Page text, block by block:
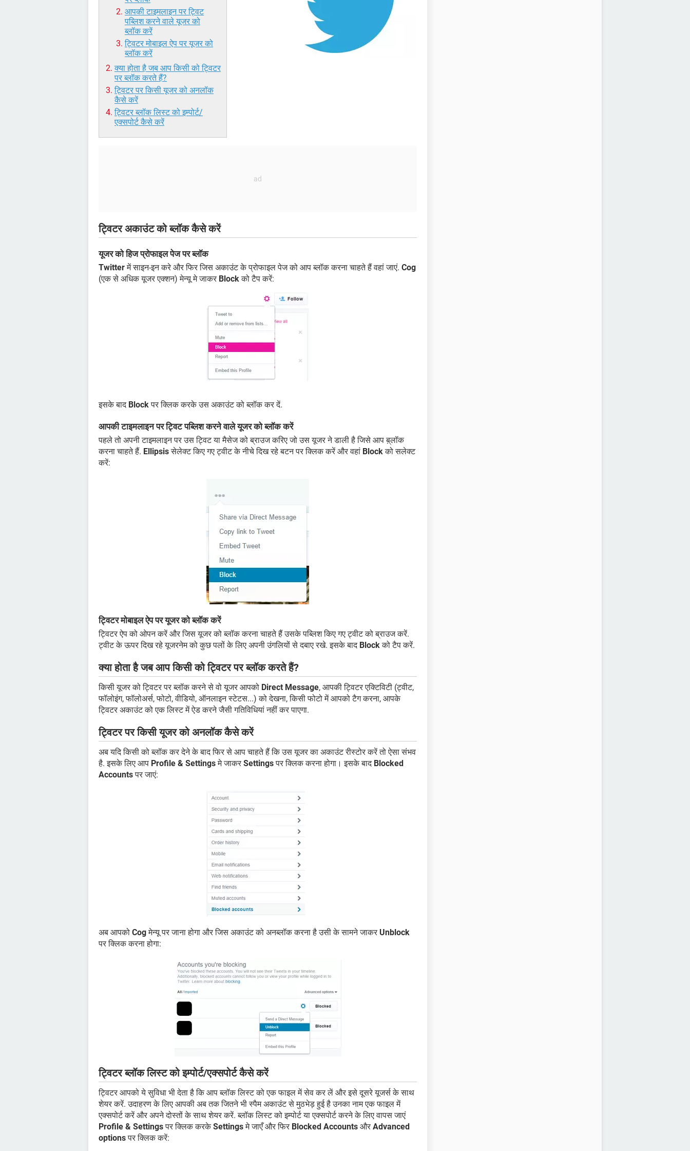
आपकी टाइमलाइन पर ट्विट
पब्लिश करने वाले यूजर को
ब्लॉक करें
ट्विटर मोबाइल ऐप पर यूजर को
ब्लॉक करें
क्या होता है जब आप किसी को ट्विटर
पर ब्लॉक करते हैं?
ट्विटर पर किसी यूजर को अनलॉक
कैसे करें
ट्विटर ब्लॉक लिस्ट को इम्पोर्ट/
एक्सपोर्ट कैसे करें
ट्विटर अकाउंट को ब्लॉक कैसे करें
यूजर को हिज प्रोफाइल पेज पर ब्लॉक
Twitterमें साइन-इन करे और फिर जिस अकाउंट के प्रोफाइल पेज को आप ब्लॉक करना चाहते हैं वहां जाएं. Cog
(एक से अधिक यूजर एक्शन) मेन्यू मे जाकर Blockको टैप करें:
इसके बाद Blockपर क्लिक करके उस अकाउंट को ब्लॉक कर दें.
आपकी टाइमलाइन पर ट्विट पब्लिश करने वाले यूजर को ब्लॉक करें
पहले तो अपनी टाइमलाइन पर उस ट्विट या मैसेज को ब्राउज करिए जो उस यूजर ने डाली है जिसे आप ब़्लॉक
करना चाहते हैं. Ellipsisसेलेक्ट किए गए ट्वीट के नीचे दिख रहे बटन पर क्लिक करें और वहां Blockको सलेक्ट
करें:
ट्विटर मोबाइल ऐप पर यूजर को ब्लॉक करें
ट्विटर ऐप को ओपन करें और जिस यूजर को ब्लॉक करना चाहते हैं उसके पब्लिश किए गए ट्वीट को ब्राउज करें.
ट्वीट के ऊपर दिख रहे यूजरनेम को कुछ पलों के लिए अपनी उंगलियों से दबाए रखे. इसके बाद Blockको टैप करें.
क्या होता है जब आप किसी को ट्विटर पर ब्लॉक करते हैं?
किसी यूजर को ट्विटर पर ब्लॉक करने से वो यूजर आपको Direct Message, आपकी ट्विटर एक्टिविटी (ट्वीट,
फॉलोइंग, फॉलोअर्स, फोटो, वीडियो, ऑनलाइन स्टेटस...) को देखना, किसी फोटो में आपको टैग करना, आपके
ट्विटर अकाउंट को एक लिस्ट में ऐड करने जैसी गतिविधियां नहीं कर पाएगा.
ट्विटर पर किसी यूजर को अनलॉक कैसे करें
अब यदि किसी को ब्लॉक कर देने के बाद फिर से आप चाहते हैं कि उस यूजर का अकाउंट रीस्टोर करें तो ऐसा संभव
है. इसके लिए आप Profile & Settingsमे जाकर Settingsपर क्लिक करना होगा। इसके बाद Blocked
Accountsपर जाएं:
अब आपको Cogमेन्यू पर जाना होगा और जिस अकाउंट को अनब्लॉक करना है उसी के सामने जाकर Unblock
पर क्लिक करना होगा:
ट्विटर ब्लॉक लिस्ट को इम्पोर्ट/एक्सपोर्ट कैसे करें
ट्विटर आपको ये सुविधा भी देता है कि आप ब्लॉक लिस्ट को एक फाइल में सेव कर लें और इसे दूसरे यूजर्स के साथ
शेयर करें. उदाहरण के लिए आपकी अब तक जितने भी स्पैम अकाउंट से मुठभेड़ हुई है उनका नाम एक फाइल में
एक्सपोर्ट करें और अपने दोस्तों के साथ शेयर करें. ब्लॉक लिस्ट को इम्पोर्ट या एक्सपोर्ट करने के लिए वापस जाएं
Profile & Settingsपर क्लिक करकेSettingsमे जाएँ और फिर Blocked Accounts और Advanced
optionsपर क्लिक करें: